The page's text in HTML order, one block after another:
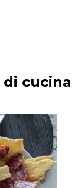
di cucina